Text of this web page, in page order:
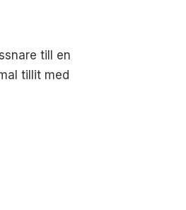
till en
tillit med